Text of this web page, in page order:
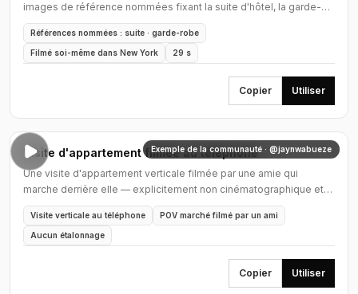
images de référence nommées fixant la suite d'hôtel, la garde-
robe et les lieux.
Références nommées : suite · garde-robe
Filmé soi-même dans New York 29 s
Copier Utiliser
Exemple de la communauté · @jaynwabueze
Visite d'appartement filmée au téléphone
Une visite d'appartement verticale filmée par une amie qui
marche derrière elle — explicitement non cinématographique et
sans aucun étalonnage.
Visite verticale au téléphone POV marché filmé par un ami
Aucun étalonnage
Copier Utiliser